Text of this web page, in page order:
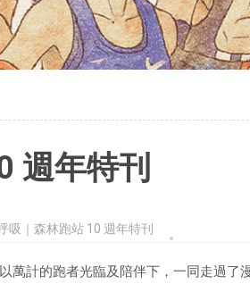
週年特刊
吸｜森林跑站 10 週年特刊
計的跑者光臨及陪伴下，一同走過了